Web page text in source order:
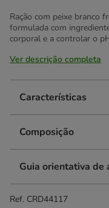
Ração com peixe branco
formulada com
corporal e a controlar o
Ver descrição completa
Características
Composição
Guia orientativa de
Ref. CRD44117